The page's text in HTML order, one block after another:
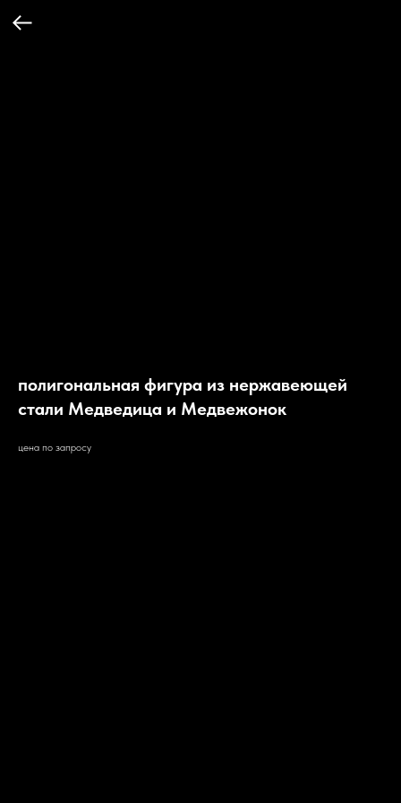
полигональная фигура из нержавеющей
стали Медведица и Медвежонок
цена по запросу